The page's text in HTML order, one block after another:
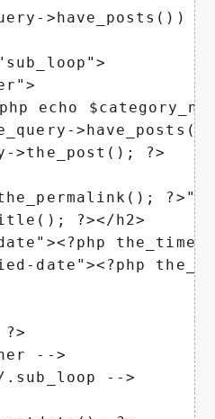
>have_posts()) :
echo
>the_post(); ?>
?>">
?></h2>
date"><?php
-->
-->